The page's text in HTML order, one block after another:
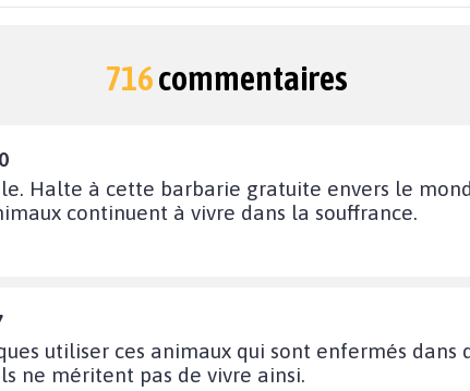
716commentaires
Halte à cette barbarie gratuite envers le
continuent à vivre dans la souffrance.
utiliser ces animaux qui sont enfermés dans
ne méritent pas de vivre ainsi.